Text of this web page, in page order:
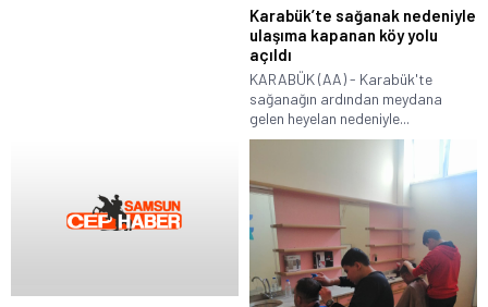
Karabük’te sağanak nedeniyle
ulaşıma kapanan köy yolu
açıldı
KARABÜK (AA) - Karabük'te
sağanağın ardından meydana
gelen heyelan nedeniyle...